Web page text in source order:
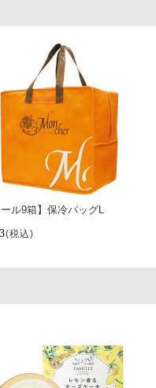
ール9箱】保冷バッグL
税込